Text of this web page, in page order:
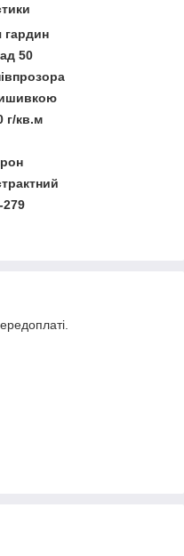
гардин
50
г/кв.м
279